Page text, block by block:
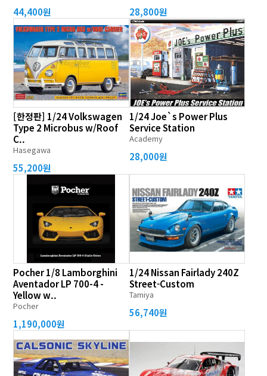
44,400원 28,800원
[한정판] 1/24 Volkswagen
Type 2 Microbus w/Roof
C..
Hasegawa
55,200원
1/24 Joe`s Power Plus
Service Station
Academy
28,000원
Pocher 1/8 Lamborghini
Aventador LP 700-4 -
Yellow w..
Pocher
1,190,000원
1/24 Nissan Fairlady 240Z
Street-Custom
Tamiya
56,740원